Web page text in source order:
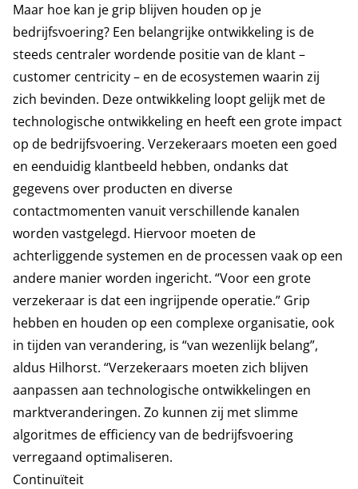
Maar hoe kan je grip blijven houden op je
bedrijfsvoering? Een belangrijke ontwikkeling is de
steeds centraler wordende positie van de klant –
customer centricity – en de ecosystemen waarin zij
zich bevinden. Deze ontwikkeling loopt gelijk met de
technologische ontwikkeling en heeft een grote impact
op de bedrijfsvoering. Verzekeraars moeten een goed
en eenduidig klantbeeld hebben, ondanks dat
gegevens over producten en diverse
contactmomenten vanuit verschillende kanalen
worden vastgelegd. Hiervoor moeten de
achterliggende systemen en de processen vaak op een
andere manier worden ingericht. “Voor een grote
verzekeraar is dat een ingrijpende operatie.” Grip
hebben en houden op een complexe organisatie, ook
in tijden van verandering, is “van wezenlijk belang”,
aldus Hilhorst. “Verzekeraars moeten zich blijven
aanpassen aan technologische ontwikkelingen en
marktveranderingen. Zo kunnen zij met slimme
algoritmes de efficiency van de bedrijfsvoering
verregaand optimaliseren.
Continuïteit